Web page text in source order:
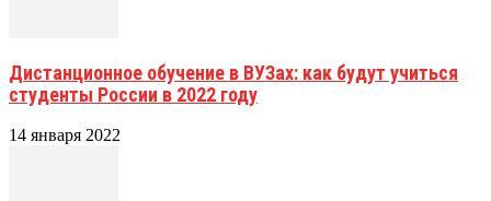
Дистанционное обучение в ВУЗах: как будут учиться
студенты России в 2022 году
14 января 2022